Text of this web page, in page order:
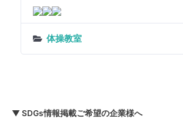
体操教室
▼ SDGs情報掲載ご希望の企業様へ